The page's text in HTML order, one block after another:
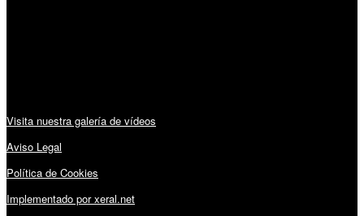
Visita nuestra galería de vídeos
Aviso Legal
Política de Cookies
Implementado por xeral.net